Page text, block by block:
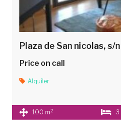
Plaza de San nicolas, s/n
Price on call
Alquiler
100 m2 3